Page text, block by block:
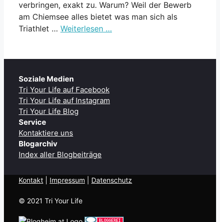
verbringen, exakt zu. Warum? Weil der Bewerb
am Chiemsee alles bietet was man sich als
Triathlet … Weiterlesen …
Soziale Medien
Tri Your Life auf Facebook
Tri Your Life auf Instagram
Tri Your Life Blog
Service
Kontaktiere uns
Blogarchiv
Index aller Blogbeiträge
Kontakt Impressum Datenschutz
© 2021 Tri Your Life